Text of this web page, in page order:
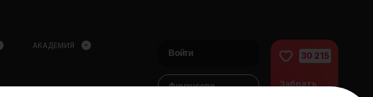
АКАДЕМИЯ
Войти
Финансово
30 215
Забрать